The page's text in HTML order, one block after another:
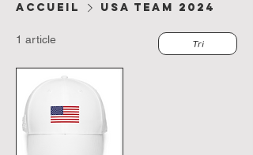
Accueil usa team 2024
1 article Tri